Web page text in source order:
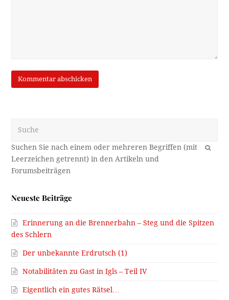
OK
Neueste Beiträge
Erinnerung an die Brennerbahn – Steg und die Spitzen
des Schlern
Der unbekannte Erdrutsch (1)
Notabilitäten zu Gast in Igls – Teil IV
Eigentlich ein gutes Rätsel…